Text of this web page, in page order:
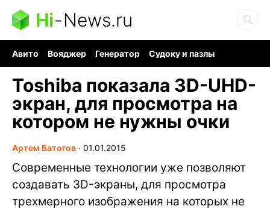
Hi-News.ru
Авито Вояджер Генератор
Судоку и пазлы
Toshiba показала 3D-UHD-
экран, для просмотра на
котором не нужны очки
Артем Батогов ∙ 01.01.2015
Современные технологии уже позволяют
создавать 3D-экраны, для просмотра
трехмерного изображения на которых не